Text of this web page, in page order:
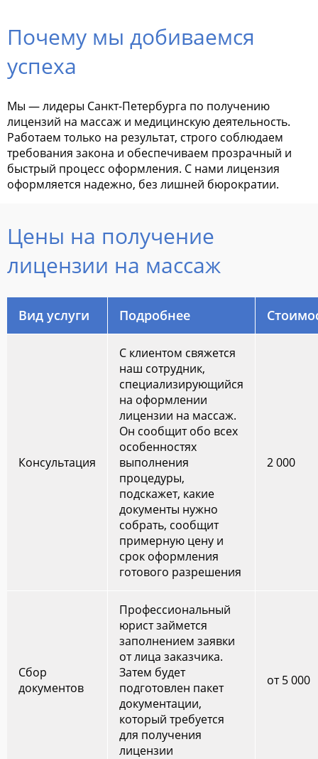
Почему мы добиваемся
успеха
Мы — лидеры Санкт-Петербурга по получению
лицензий на массаж и медицинскую деятельность.
Работаем только на результат, строго соблюдаем
требования закона и обеспечиваем прозрачный и
быстрый процесс оформления. С нами лицензия
оформляется надежно, без лишней бюрократии.
Цены на получение
лицензии на массаж
Вид услуги Подробнее
Консультация
С клиентом свяжется
наш сотрудник,
специализирующийся
на оформлении
лицензии на массаж.
Он сообщит обо всех
особенностях
выполнения
процедуры,
подскажет, какие
документы нужно
собрать, сообщит
примерную цену и
срок оформления
готового разрешения
2 000
Сбор
документов
Профессиональный
юрист займется
заполнением заявки
от лица заказчика.
Затем будет
подготовлен пакет
документации,
который требуется
для получения
лицензии
от 5 000